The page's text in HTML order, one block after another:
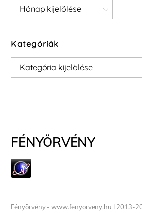
Archívum
Kategóriák
Kategóriák
FÉNYÖRVÉNY
Fényörvény - www.fenyorveny.hu I 2013-